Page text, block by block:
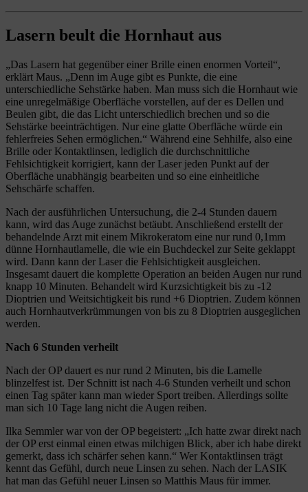
Lasern beult die Hornhaut aus
„Das Lasern hat gegenüber einer Brille einen enormen Vorteil“,
erklärt Maus. „Denn im Auge gibt es Punkte, die eine
unterschiedliche Sehstärke haben. Man muss sich die Hornhaut wie
eine unregelmäßige Oberfläche vorstellen, auf der es Dellen und
Beulen gibt, die das Licht unterschiedlich brechen und so die
Sehstärke beeinträchtigen. Nur eine glatte Oberfläche würde ein
fehlerfreies Sehen ermöglichen.“ Während eine Sehhilfe, also eine
Brille oder Kontaktlinsen, lediglich die durchschnittliche
Fehlsichtigkeit korrigiert, kann der Laser jeden Punkt auf der
Oberfläche unabhängig bearbeiten und so eine einheitliche
Sehschärfe schaffen.
Nach der ausführlichen Untersuchung, die 2-4 Stunden dauern
kann, wird das Auge zunächst betäubt. Anschließend erstellt der
behandelnde Arzt mit einem Mikrokeratom eine nur rund 0,1mm
dünne Hornhautlamelle, die wie ein Buchdeckel zur Seite geklappt
wird. Dann kann der Laser die Fehlsichtigkeit ausgleichen.
Insgesamt dauert die komplette Operation an beiden Augen nur rund
knapp 10 Minuten. Behandelt wird Kurzsichtigkeit bis zu -12
Dioptrien und Weitsichtigkeit bis rund +6 Dioptrien. Zudem können
auch Hornhautverkrümmungen von bis zu 8 Dioptrien ausgeglichen
werden.
Nach 6 Stunden verheilt
Nach der OP dauert es nur rund 2 Minuten, bis die Lamelle
blinzelfest ist. Der Schnitt ist nach 4-6 Stunden verheilt und schon
einen Tag später kann man wieder Sport treiben. Allerdings sollte
man sich 10 Tage lang nicht die Augen reiben.
Ilka Semmler war von der OP begeistert: „Ich hatte zwar direkt nach
der OP erst einmal einen etwas milchigen Blick, aber ich habe direkt
gemerkt, dass ich schärfer sehen kann.“ Wer Kontaktlinsen trägt
kennt das Gefühl, durch neue Linsen zu sehen. Nach der LASIK
hat man das Gefühl neuer Linsen so Matthis Maus für immer.